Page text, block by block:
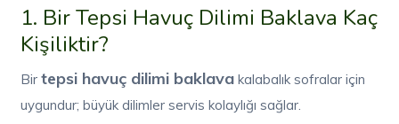
1. Bir Tepsi Havuç Dilimi Baklava Kaç
Kişiliktir?
Bir tepsi havuç dilimi baklavakalabalık sofralar için
uygundur; büyük dilimler servis kolaylığı sağlar.